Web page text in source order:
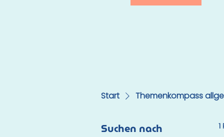
Start Themenkompass
Suchen nach